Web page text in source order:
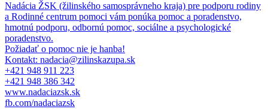
Nadácia ŽSK (žilinského samosprávneho kraja) pre podporu rodiny
a Rodinné centrum pomoci vám ponúka pomoc a poradenstvo,
hmotnú podporu, odbornú pomoc, sociálne a psychologické
poradenstvo.
Požiadať o pomoc nie je hanba!
Kontakt: nadacia@zilinskazupa.sk
+421 948 911 223
+421 948 386 342
www.nadaciazsk.sk
fb.com/nadaciazsk